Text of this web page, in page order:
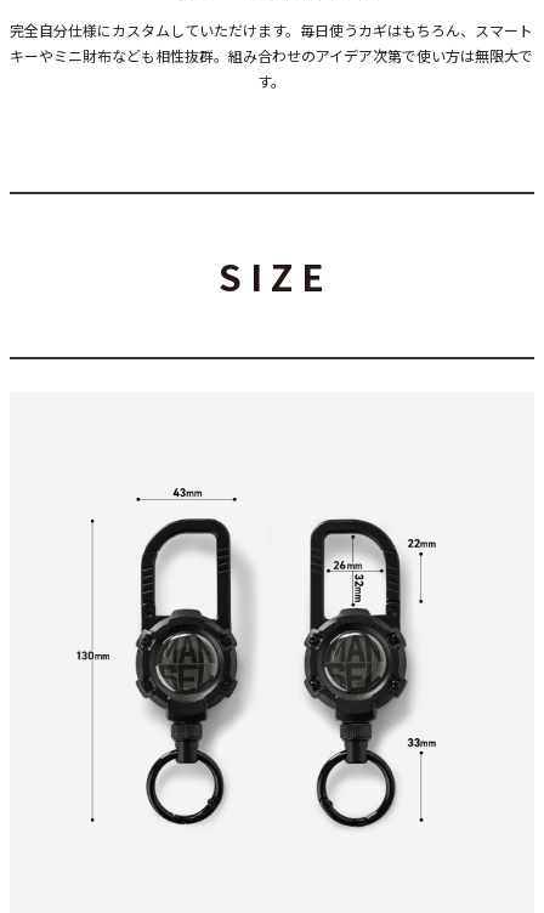
完全自分仕様にカスタムしていただけます。毎日使うカギはもちろん、スマート
キーやミニ財布なども相性抜群。組み合わせのアイデア次第で使い方は無限大で
す。
S I Z E